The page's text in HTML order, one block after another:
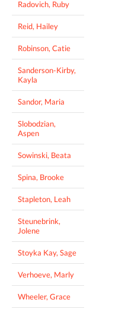
Radovich, Ruby
Reid, Hailey
Robinson, Catie
Sanderson-Kirby,
Kayla
Sandor, Maria
Slobodzian,
Aspen
Sowinski, Beata
Spina, Brooke
Stapleton, Leah
Steunebrink,
Jolene
Stoyka Kay, Sage
Verhoeve, Marly
Wheeler, Grace